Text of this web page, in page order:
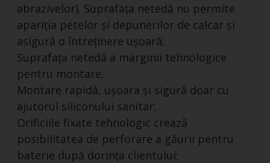
abrazivelor). Suprafața netedă nu permite
apariția petelor și depunerilor de calcar și
asigură o întreținere ușoară;
Suprafața netedă a marginii tehnologice
pentru montare;
Montare rapidă, ușoara și sigură doar cu
ajutorul siliconului sanitar;
Orificiile fixate tehnologic crează
posibilitatea de perforare a găurii pentru
baterie după dorința clientului;